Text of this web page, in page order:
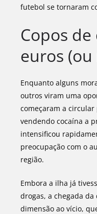
futebol se tornaram
Copos de
euros
Enquanto alguns
outros viram uma
começaram a circular
vendendo cocaína a
intensificou
preocupação com o
região.
Embora a ilha já
drogas, a chegada
dimensão ao vício,